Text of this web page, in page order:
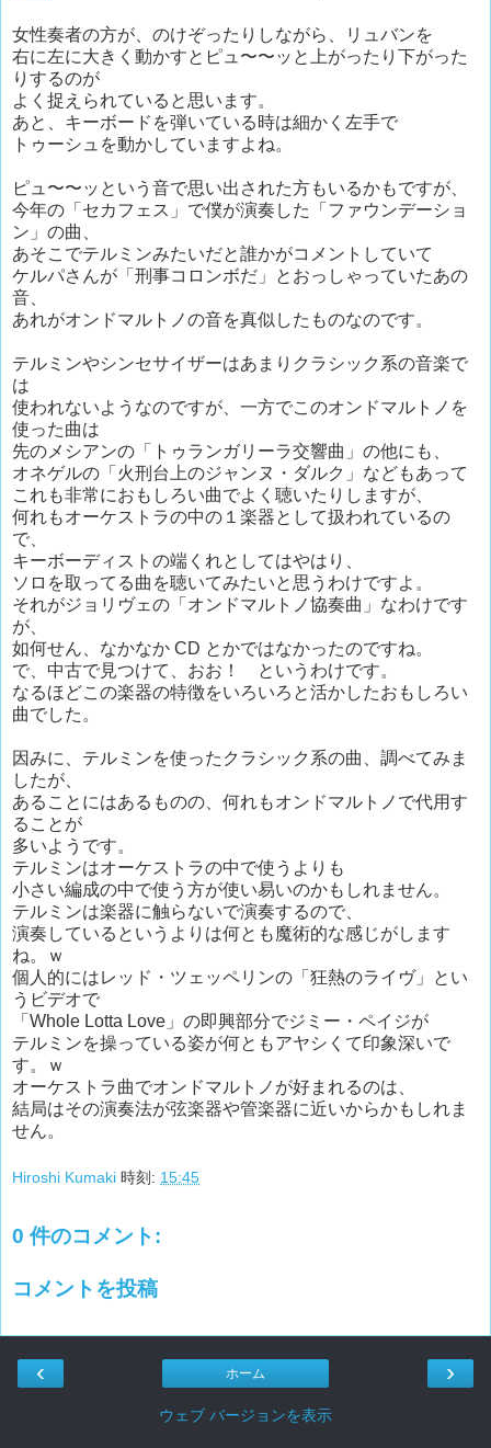
女性奏者の方が、のけぞったりしながら、リュバンを
右に左に大きく動かすとピュ〜〜ッと上がったり下がった
りするのが
よく捉えられていると思います。
あと、キーボードを弾いている時は細かく左手で
トゥーシュを動かしていますよね。
ピュ〜〜ッという音で思い出された方もいるかもですが、
今年の「セカフェス」で僕が演奏した「ファウンデーショ
ン」の曲、
あそこでテルミンみたいだと誰かがコメントしていて
ケルパさんが「刑事コロンボだ」とおっしゃっていたあの
音、
あれがオンドマルトノの音を真似したものなのです。
テルミンやシンセサイザーはあまりクラシック系の音楽で
は
使われないようなのですが、一方でこのオンドマルトノを
使った曲は
先のメシアンの「トゥランガリーラ交響曲」の他にも、
オネゲルの「火刑台上のジャンヌ・ダルク」などもあって
これも非常におもしろい曲でよく聴いたりしますが、
何れもオーケストラの中の１楽器として扱われているの
で、
キーボーディストの端くれとしてはやはり、
ソロを取ってる曲を聴いてみたいと思うわけですよ。
それがジョリヴェの「オンドマルトノ協奏曲」なわけです
が、
如何せん、なかなか CD とかではなかったのですね。
で、中古で見つけて、おお！ というわけです。
なるほどこの楽器の特徴をいろいろと活かしたおもしろい
曲でした。
因みに、テルミンを使ったクラシック系の曲、調べてみま
したが、
あることにはあるものの、何れもオンドマルトノで代用す
ることが
多いようです。
テルミンはオーケストラの中で使うよりも
小さい編成の中で使う方が使い易いのかもしれません。
テルミンは楽器に触らないで演奏するので、
演奏しているというよりは何とも魔術的な感じがします
ね。ｗ
個人的にはレッド・ツェッペリンの「狂熱のライヴ」とい
うビデオで
「Whole Lotta Love」の即興部分でジミー・ペイジが
テルミンを操っている姿が何ともアヤシくて印象深いで
す。ｗ
オーケストラ曲でオンドマルトノが好まれるのは、
結局はその演奏法が弦楽器や管楽器に近いからかもしれま
せん。
Hiroshi Kumaki 時刻: 15:45
0 件のコメント:
コメントを投稿
‹ ›
ホーム
ウェブ バージョンを表示